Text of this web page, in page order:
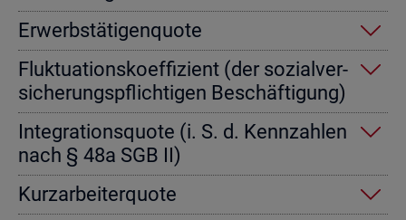
Er­werbs­tä­ti­gen­quo­te
Fluk­tua­ti­ons­ko­ef­fi­zi­ent (der so­zi­al­ver­
si­che­rungs­pflich­ti­gen Be­schäf­ti­gung)
In­te­gra­ti­ons­quo­te (i. S. d. Kenn­zah­len
nach § 48a SGB II)
Kurz­ar­bei­ter­quo­te